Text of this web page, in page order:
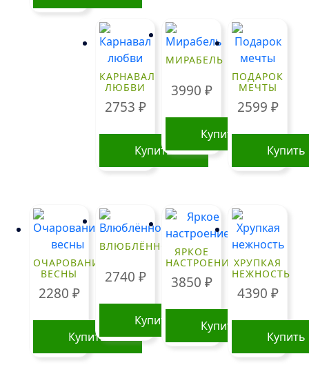
КАРНАВАЛ
ЛЮБВИ
2753 ₽
Купить
МИРАБЕЛЬ
3990 ₽
Купить
ПОДАРОК
МЕЧТЫ
2599 ₽
Купить
ОЧАРОВАНИЕ
ВЕСНЫ
2280 ₽
Купить
ВЛЮБЛЁННОСТЬ
2740 ₽
Купить
ЯРКОЕ
НАСТРОЕНИЕ
3850 ₽
Купить
ХРУПКАЯ
НЕЖНОСТЬ
4390 ₽
Купить